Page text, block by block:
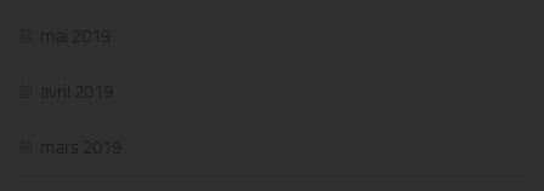
mai 2019
avril 2019
mars 2019